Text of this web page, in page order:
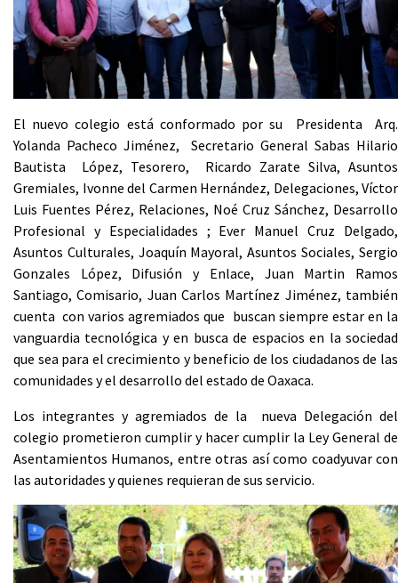
El nuevo colegio está conformado por su Presidenta Arq.
Yolanda Pacheco Jiménez, Secretario General Sabas Hilario
Bautista López, Tesorero, Ricardo Zarate Silva, Asuntos
Gremiales, Ivonne del Carmen Hernández, Delegaciones, Víctor
Luis Fuentes Pérez, Relaciones, Noé Cruz Sánchez, Desarrollo
Profesional y Especialidades ; Ever Manuel Cruz Delgado,
Asuntos Culturales, Joaquín Mayoral, Asuntos Sociales, Sergio
Gonzales López, Difusión y Enlace, Juan Martin Ramos
Santiago, Comisario, Juan Carlos Martínez Jiménez, también
cuenta con varios agremiados que buscan siempre estar en la
vanguardia tecnológica y en busca de espacios en la sociedad
que sea para el crecimiento y beneficio de los ciudadanos de las
comunidades y el desarrollo del estado de Oaxaca.
Los integrantes y agremiados de la nueva Delegación del
colegio prometieron cumplir y hacer cumplir la Ley General de
Asentamientos Humanos, entre otras así como coadyuvar con
las autoridades y quienes requieran de sus servicio.